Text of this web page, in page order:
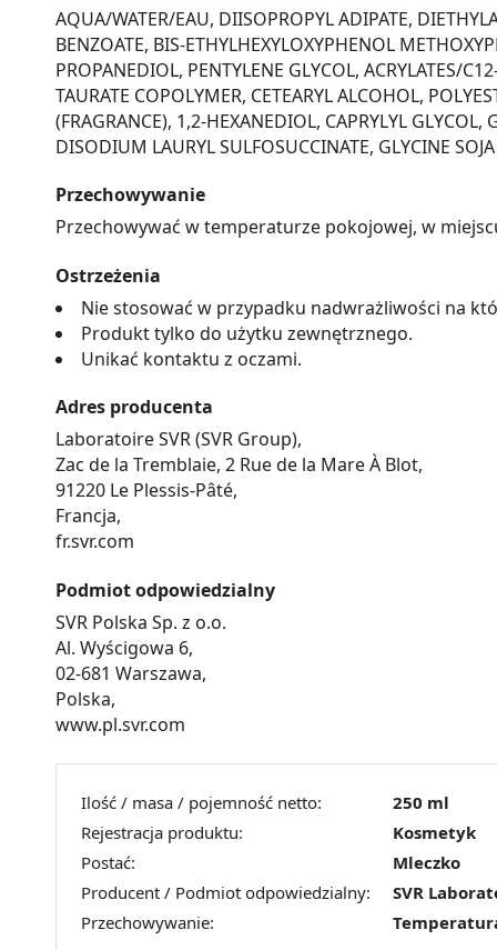
AQUA/WATER/EAU, DIISOPROPYL ADIPATE,
BENZOATE, BIS-ETHYLHEXYLOXYPHENOL
PROPANEDIOL, PENTYLENE GLYCOL, ACRYLATES/
TAURATE COPOLYMER, CETEARYL ALCOHOL,
(FRAGRANCE), 1,2-HEXANEDIOL, CAPRYLYL
DISODIUM LAURYL SULFOSUCCINATE, GLYCINE
Przechowywanie
Przechowywać w temperaturze pokojowej, w
Ostrzeżenia
Nie stosować w przypadku nadwrażliwości na
Produkt tylko do użytku zewnętrznego.
Unikać kontaktu z oczami.
Adres producenta
Laboratoire SVR (SVR Group),
Zac de la Tremblaie, 2 Rue de la Mare À Blot,
91220 Le Plessis-Pâté,
Francja,
fr.svr.com
Podmiot odpowiedzialny
SVR Polska Sp. z o.o.
Al. Wyścigowa 6,
02-681 Warszawa,
Polska,
www.pl.svr.com
Ilość / masa / pojemność netto:
250 ml
Rejestracja produktu:
Kosmetyk
Postać:
Mleczko
Producent / Podmiot odpowiedzialny:
SVR
Przechowywanie: